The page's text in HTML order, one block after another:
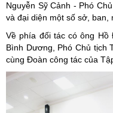
Nguyễn Sỹ Cảnh - Phó
và đại diện một số sở, ban,
Về phía đối tác có ông
Bình Dương, Phó Chủ tịch
cùng Đoàn công tác của